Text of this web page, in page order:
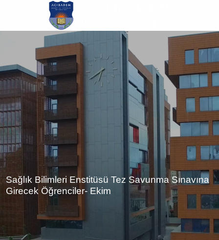
atla
Sağlık Bilimleri Enstitüsü Tez Savunma Sınavına
Girecek Öğrenciler- Ekim